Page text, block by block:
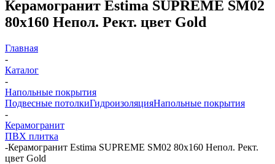
Керамогранит Estima SUPREME SM02
80x160 Непол. Рект. цвет Gold
Главная
-
Каталог
-
Напольные покрытия
Подвесные потолкиГидроизоляцияНапольные покрытия
-
Керамогранит
ПВХ плитка
-Керамогранит Estima SUPREME SM02 80x160 Непол. Рект.
цвет Gold